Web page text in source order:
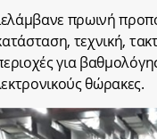
πρωινή
τεχνική,
για
θώρακες.